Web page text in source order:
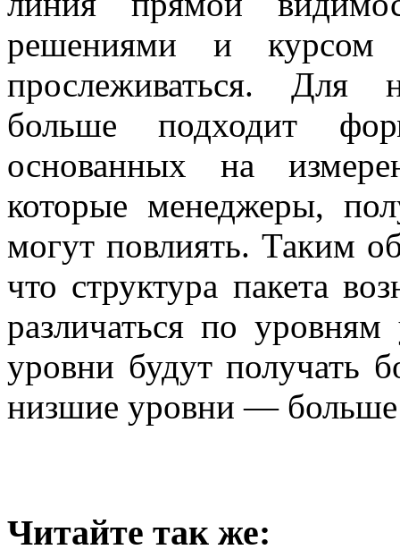
решениями и курсом
прослеживаться. Для
больше подходит
основанных на
которые менеджеры,
могут повлиять. Таким
что структура пакета
различаться по
уровни будут получать
низшие уровни —
Читайте так же: